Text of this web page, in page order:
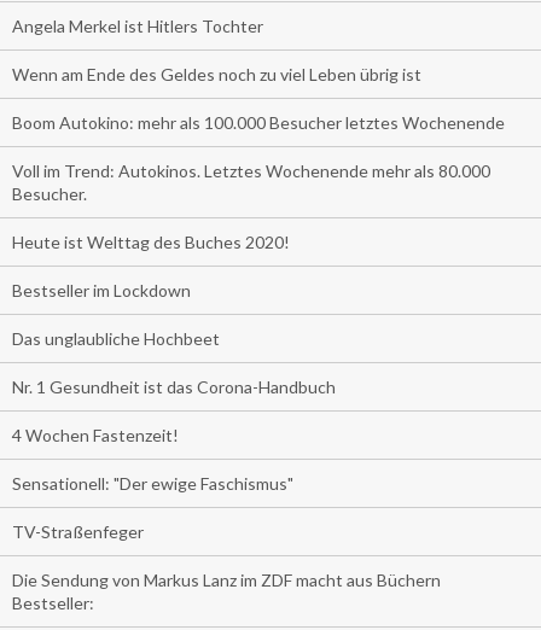
Angela Merkel ist Hitlers Tochter
Wenn am Ende des Geldes noch zu viel Leben übrig ist
Boom Autokino: mehr als 100.000 Besucher letztes Wochenende
Voll im Trend: Autokinos. Letztes Wochenende mehr als 80.000
Besucher.
Heute ist Welttag des Buches 2020!
Bestseller im Lockdown
Das unglaubliche Hochbeet
Nr. 1 Gesundheit ist das Corona-Handbuch
4 Wochen Fastenzeit!
Sensationell: "Der ewige Faschismus"
TV-Straßenfeger
Die Sendung von Markus Lanz im ZDF macht aus Büchern
Bestseller: